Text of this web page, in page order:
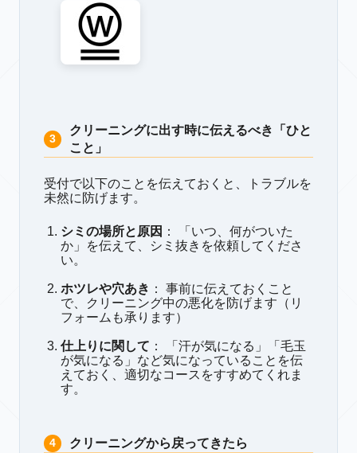
クリーニングに出す時に伝えるべき「ひと
こと」
受付で以下のことを伝えておくと、トラブルを
未然に防げます。
シミの場所と原因 ： 「いつ、何がついた
か」を伝えて、シミ抜きを依頼してくださ
い。
ホツレや穴あき ： 事前に伝えておくこと
で、クリーニング中の悪化を防げます（リ
フォームも承ります）
仕上りに関して ： 「汗が気になる」「毛玉
が気になる」など気になっていることを伝
えておく、適切なコースをすすめてくれま
す。
クリーニングから戻ってきたら